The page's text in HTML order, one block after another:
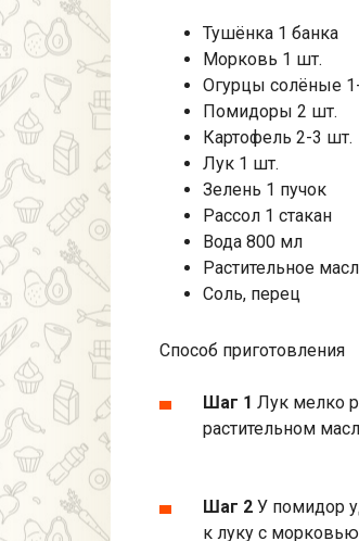
Тушёнка 1 банка
Морковь 1 шт.
Огурцы солёные
Помидоры 2 шт.
Картофель 2-3 шт.
Лук 1 шт.
Зелень 1 пучок
Рассол 1 стакан
Вода 800 мл
Растительное
Соль, перец
Способ приготовления
Шаг 1 Лук мелко
растительном
Шаг 2 У помидор
к луку с